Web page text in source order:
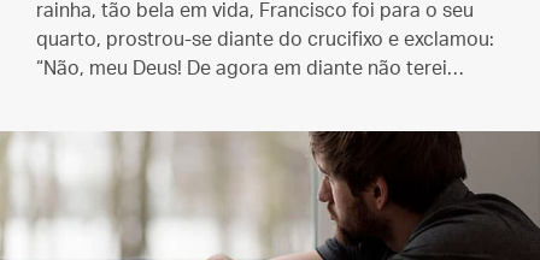
rainha, tão bela em vida, Francisco foi para o seu
quarto, prostrou-se diante do crucifixo e exclamou:
“Não, meu Deus! De agora em diante não terei